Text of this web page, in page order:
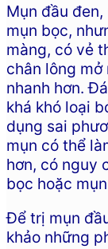
Mụn đầu
mụn bọc,
màng, có vẻ
chân lông mở
nhanh hơn.
khá khó loại
dụng sai
mụn có thể
hơn, có nguy
bọc hoặc
Để trị mụn
khảo những